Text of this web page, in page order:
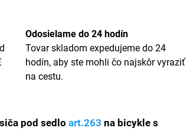
Odosielame do 24 hodín
Tovar skladom expedujeme do 24
hodín, aby ste mohli čo najskôr vyraziť
na cestu.
pod sedlo art.263 na bicykle s